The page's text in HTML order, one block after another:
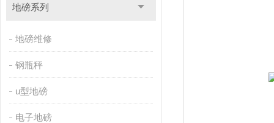
地磅系列
地磅维修
钢瓶秤
u型地磅
电子地磅